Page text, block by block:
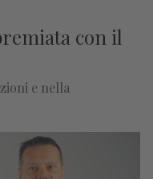
con il
e nella